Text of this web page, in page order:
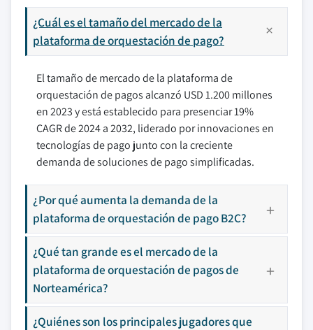
¿Cuál es el tamaño del mercado de la
plataforma de orquestación de pago?
El tamaño de mercado de la plataforma de
orquestación de pagos alcanzó USD 1.200 millones
en 2023 y está establecido para presenciar 19%
CAGR de 2024 a 2032, liderado por innovaciones en
tecnologías de pago junto con la creciente
demanda de soluciones de pago simplificadas.
¿Por qué aumenta la demanda de la
plataforma de orquestación de pago B2C?
¿Qué tan grande es el mercado de la
plataforma de orquestación de pagos de
Norteamérica?
¿Quiénes son los principales jugadores que